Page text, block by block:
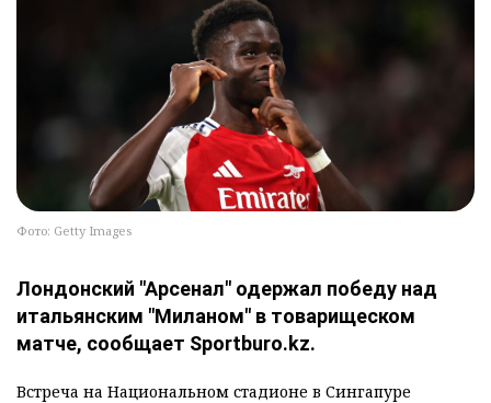
Фото: Getty Images
Лондонский "Арсенал" одержал победу над
итальянским "Миланом" в товарищеском
матче, сообщает Sportburo.kz.
Встреча на Национальном стадионе в Сингапуре